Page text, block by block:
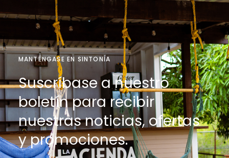
MANTÉNGASE EN SINTONÍA
Suscríbase a nuestro
boletín para recibir
nuestras noticias, ofertas
y promociones.